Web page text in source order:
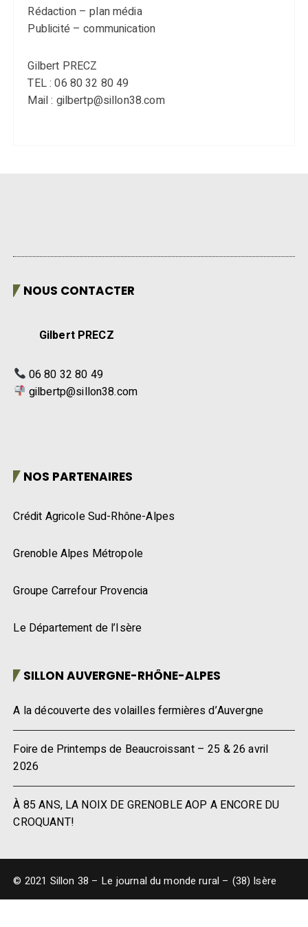
Rédaction – plan média
Publicité – communication
Gilbert PRECZ
TEL : 06 80 32 80 49
Mail : gilbertp@sillon38.com
NOUS CONTACTER
Gilbert PRECZ
06 80 32 80 49
gilbertp@sillon38.com
NOS PARTENAIRES
Crédit Agricole Sud-Rhône-Alpes
Grenoble Alpes Métropole
Groupe Carrefour Provencia
Le Département de l’Isère
SILLON AUVERGNE-RHÔNE-ALPES
A la découverte des volailles fermières d’Auvergne
Foire de Printemps de Beaucroissant – 25 & 26 avril
2026
À 85 ANS, LA NOIX DE GRENOBLE AOP A ENCORE DU
CROQUANT!
© 2021 Sillon 38 – Le journal du monde rural – (38) Isère